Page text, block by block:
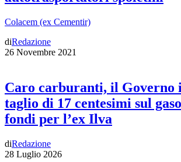
Colacem (ex Cementir)
diRedazione
26 Novembre 2021
Caro carburanti, il Governo
taglio di 17 centesimi sul
fondi per l’ex Ilva
diRedazione
28 Luglio 2026